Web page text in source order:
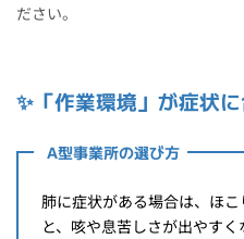
ださい。
✨ 「作業環境」が症状
A型事業所の選び方
肺に症状がある場合は、ほ
と、咳や息苦しさが出やすく